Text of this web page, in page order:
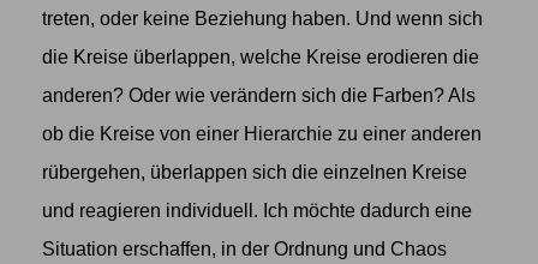
treten, oder keine Beziehung haben. Und wenn sich
die Kreise überlappen, welche Kreise erodieren die
anderen? Oder wie verändern sich die Farben? Als
ob die Kreise von einer Hierarchie zu einer anderen
rübergehen, überlappen sich die einzelnen Kreise
und reagieren individuell. Ich möchte dadurch eine
Situation erschaffen, in der Ordnung und Chaos